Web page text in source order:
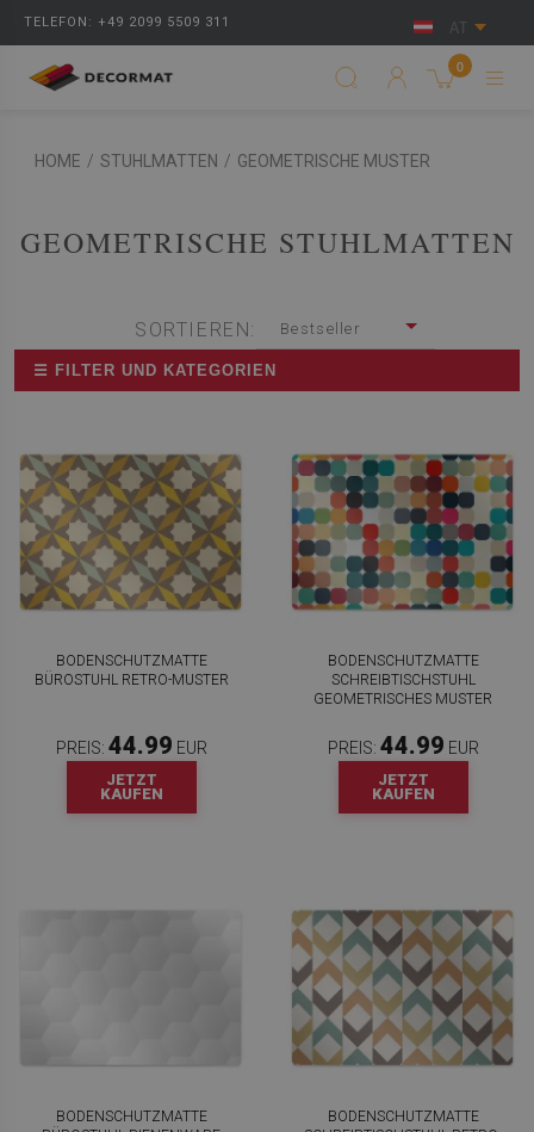
TELEFON: +49 2099 5509 311 AT
0
HOME / STUHLMATTEN / GEOMETRISCHE MUSTER
GEOMETRISCHE STUHLMATTEN
SORTIEREN: Bestseller
☰ FILTER UND KATEGORIEN
BODENSCHUTZMATTE
BÜROSTUHL RETRO-MUSTER
PREIS: 44.99 EUR
JETZT
KAUFEN
BODENSCHUTZMATTE
SCHREIBTISCHSTUHL
GEOMETRISCHES MUSTER
PREIS: 44.99 EUR
JETZT
KAUFEN
BODENSCHUTZMATTE
BODENSCHUTZMATTE